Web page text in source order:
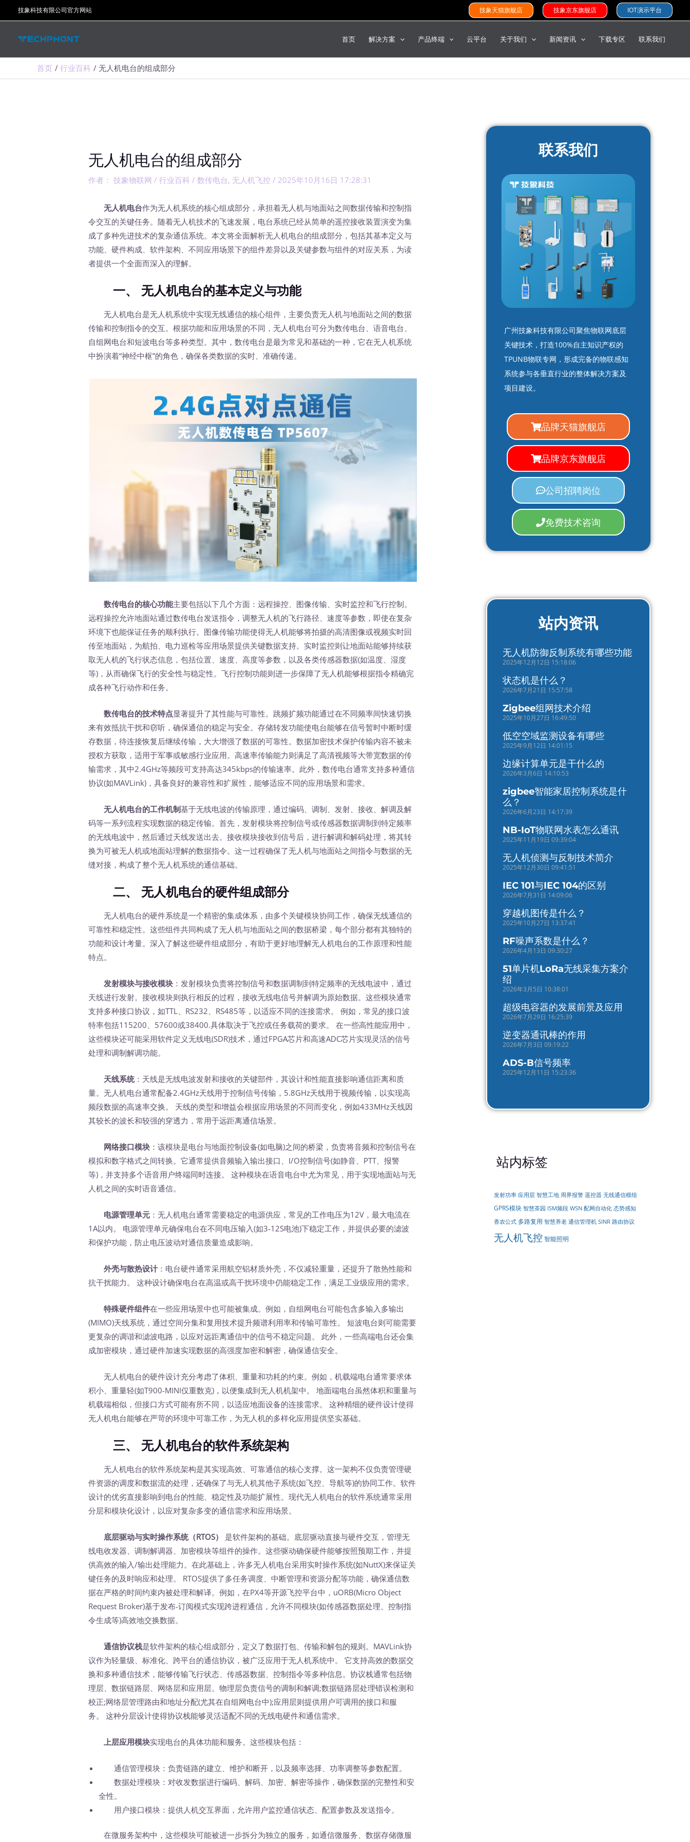
至
技象科技有限公司官方网站 技象天猫旗舰店 技象京东旗舰店 IOT演示平台
首页 解决方案 产品终端 云平台 关于我们 新闻资讯 下载专区 联系我们
首页 行业百科 无人机电台的组成部分
无人机电台的组成部分
作者： 技象物联网/行业百科 /数传电台, 无人机飞控 / 2025年10月16日 17:28:31
无人机电台作为无人机系统的核心组成部分，承担着无人机与地面站之间数据传输和控制指
令交互的关键任务。随着无人机技术的飞速发展，电台系统已经从简单的遥控接收装置演变为集
成了多种先进技术的复杂通信系统。本文将全面解析无人机电台的组成部分，包括其基本定义与
功能、硬件构成、软件架构、不同应用场景下的组件差异以及关键参数与组件的对应关系，为读
者提供一个全面而深入的理解。
一、 无人机电台的基本定义与功能
无人机电台是无人机系统中实现无线通信的核心组件，主要负责无人机与地面站之间的数据
传输和控制指令的交互。根据功能和应用场景的不同，无人机电台可分为数传电台、语音电台、
自组网电台和短波电台等多种类型。其中，数传电台是最为常见和基础的一种，它在无人机系统
中扮演着“神经中枢”的角色，确保各类数据的实时、准确传递。
数传电台的核心功能主要包括以下几个方面：远程操控、图像传输、实时监控和飞行控制。
远程操控允许地面站通过数传电台发送指令，调整无人机的飞行路径、速度等参数，即使在复杂
环境下也能保证任务的顺利执行。图像传输功能使得无人机能够将拍摄的高清图像或视频实时回
传至地面站，为航拍、电力巡检等应用场景提供关键数据支持。实时监控则让地面站能够持续获
取无人机的飞行状态信息，包括位置、速度、高度等参数，以及各类传感器数据(如温度、湿度
等)，从而确保飞行的安全性与稳定性。飞行控制功能则进一步保障了无人机能够根据指令精确完
成各种飞行动作和任务。
数传电台的技术特点显著提升了其性能与可靠性。跳频扩频功能通过在不同频率间快速切换
来有效抵抗干扰和窃听，确保通信的稳定与安全。存储转发功能使电台能够在信号暂时中断时缓
存数据，待连接恢复后继续传输，大大增强了数据的可靠性。数据加密技术保护传输内容不被未
授权方获取，适用于军事或敏感行业应用。高速率传输能力则满足了高清视频等大带宽数据的传
输需求，其中2.4GHz等频段可支持高达345kbps的传输速率。此外，数传电台通常支持多种通信
协议(如MAVLink)，具备良好的兼容性和扩展性，能够适应不同的应用场景和需求。
无人机电台的工作机制基于无线电波的传输原理，通过编码、调制、发射、接收、解调及解
码等一系列流程实现数据的稳定传输。首先，发射模块将控制信号或传感器数据调制到特定频率
的无线电波中，然后通过天线发送出去。接收模块接收到信号后，进行解调和解码处理，将其转
换为可被无人机或地面站理解的数据指令。这一过程确保了无人机与地面站之间指令与数据的无
缝对接，构成了整个无人机系统的通信基础。
二、 无人机电台的硬件组成部分
无人机电台的硬件系统是一个精密的集成体系，由多个关键模块协同工作，确保无线通信的
可靠性和稳定性。这些组件共同构成了无人机与地面站之间的数据桥梁，每个部分都有其独特的
功能和设计考量。深入了解这些硬件组成部分，有助于更好地理解无人机电台的工作原理和性能
特点。
发射模块与接收模块 ：发射模块负责将控制信号和数据调制到特定频率的无线电波中，通过
天线进行发射。接收模块则执行相反的过程，接收无线电信号并解调为原始数据。这些模块通常
支持多种接口协议，如TTL、RS232、RS485等，以适应不同的连接需求。 例如，常见的接口波
特率包括115200、57600或38400.具体取决于飞控或任务载荷的要求。 在一些高性能应用中，
这些模块还可能采用软件定义无线电(SDR)技术，通过FPGA芯片和高速ADC芯片实现灵活的信号
处理和调制解调功能。
天线系统：天线是无线电波发射和接收的关键部件，其设计和性能直接影响通信距离和质
量。无人机电台通常配备2.4GHz天线用于控制信号传输，5.8GHz天线用于视频传输，以实现高
频段数据的高速率交换。 天线的类型和增益会根据应用场景的不同而变化，例如433MHz天线因
其较长的波长和较强的穿透力，常用于远距离通信场景。
网络接口模块 ：该模块是电台与地面控制设备(如电脑)之间的桥梁，负责将音频和控制信号在
模拟和数字格式之间转换。它通常提供音频输入输出接口、I/O控制信号(如静音、PTT、报警
等)，并支持多个语音用户终端同时连接。 这种模块在语音电台中尤为常见，用于实现地面站与无
人机之间的实时语音通信。
电源管理单元 ：无人机电台通常需要稳定的电源供应，常见的工作电压为12V，最大电流在
1A以内。 电源管理单元确保电台在不同电压输入(如3-12S电池)下稳定工作，并提供必要的滤波
和保护功能，防止电压波动对通信质量造成影响。
外壳与散热设计：电台硬件通常采用航空铝材质外壳，不仅减轻重量，还提升了散热性能和
抗干扰能力。 这种设计确保电台在高温或高干扰环境中仍能稳定工作，满足工业级应用的需求。
特殊硬件组件在一些应用场景中也可能被集成。例如，自组网电台可能包含多输入多输出
(MIMO)天线系统，通过空间分集和复用技术提升频谱利用率和传输可靠性。 短波电台则可能需要
更复杂的调谐和滤波电路，以应对远距离通信中的信号不稳定问题。 此外，一些高端电台还会集
成加密模块，通过硬件加速实现数据的高强度加密和解密，确保通信安全。
无人机电台的硬件设计充分考虑了体积、重量和功耗的约束。例如，机载端电台通常要求体
积小、重量轻(如T900-MINI仅重数克)，以便集成到无人机机架中。 地面端电台虽然体积和重量与
机载端相似，但接口方式可能有所不同，以适应地面设备的连接需求。 这种精细的硬件设计使得
无人机电台能够在严苛的环境中可靠工作，为无人机的多样化应用提供坚实基础。
三、 无人机电台的软件系统架构
无人机电台的软件系统架构是其实现高效、可靠通信的核心支撑。这一架构不仅负责管理硬
件资源的调度和数据流的处理，还确保了与无人机其他子系统(如飞控、导航等)的协同工作。软件
设计的优劣直接影响到电台的性能、稳定性及功能扩展性。现代无人机电台的软件系统通常采用
分层和模块化设计，以应对复杂多变的通信需求和应用场景。
底层驱动与实时操作系统（RTOS）
‍ 是软件架构的基础。底层驱动直接与硬件交互，管理无
线电收发器、调制解调器、加密模块等组件的操作。这些驱动确保硬件能够按照预期工作，并提
供高效的输入/输出处理能力。在此基础上，许多无人机电台采用实时操作系统(如NuttX)来保证关
键任务的及时响应和处理。 RTOS提供了多任务调度、中断管理和资源分配等功能，确保通信数
据在严格的时间约束内被处理和解译。例如，在PX4等开源飞控平台中，uORB(Micro Object
Request Broker)基于发布-订阅模式实现跨进程通信，允许不同模块(如传感器数据处理、控制指
令生成等)高效地交换数据。
通信协议栈是软件架构的核心组成部分，定义了数据打包、传输和解包的规则。MAVLink协
议作为轻量级、标准化、跨平台的通信协议，被广泛应用于无人机系统中。 它支持高效的数据交
换和多种通信技术，能够传输飞行状态、传感器数据、控制指令等多种信息。协议栈通常包括物
理层、数据链路层、网络层和应用层。物理层负责信号的调制和解调;数据链路层处理错误检测和
校正;网络层管理路由和地址分配(尤其在自组网电台中);应用层则提供用户可调用的接口和服
务。 这种分层设计使得协议栈能够灵活适配不同的无线电硬件和通信需求。
上层应用模块实现电台的具体功能和服务。这些模块包括：
通信管理模块：负责链路的建立、维护和断开，以及频率选择、功率调整等参数配置。
数据处理模块：对收发数据进行编码、解码、加密、解密等操作，确保数据的完整性和安
全性。
用户接口模块：提供人机交互界面，允许用户监控通信状态、配置参数及发送指令。
在微服务架构中，这些模块可能被进一步拆分为独立的服务，如通信微服务、数据存储微服
联系我们
广州技象科技有限公司聚焦物联网底层
关键技术，打造100%自主知识产权的
TPUNB物联专网，形成完备的物联感知
系统参与各垂直行业的整体解决方案及
项目建设。
品牌天猫旗舰店
品牌京东旗舰店
公司招聘岗位
免费技术咨询
站内资讯
无人机防御反制系统有哪些功能
2025年12月12日 15:18:06
状态机是什么？
2026年7月21日 15:57:58
Zigbee组网技术介绍
2025年10月27日 16:49:50
低空空域监测设备有哪些
2025年9月12日 14:01:15
边缘计算单元是干什么的
2026年3月6日 14:10:53
zigbee智能家居控制系统是什
么？
2026年6月23日 14:17:39
NB-IoT物联网水表怎么通讯
2025年11月19日 09:39:04
无人机侦测与反制技术简介
2025年12月30日 09:41:51
IEC 101与IEC 104的区别
2026年7月31日 14:09:06
穿越机图传是什么？
2025年10月27日 13:37:41
RF噪声系数是什么？
2026年4月13日 09:30:27
51单片机LoRa无线采集方案介
绍
2026年3月5日 10:38:01
超级电容器的发展前景及应用
2026年7月29日 16:25:39
逆变器通讯棒的作用
2026年7月3日 09:19:22
ADS-B信号频率
2025年12月11日 15:23:36
站内标签
发射功率 应用层 智慧工地 周界报警 遥控器 无线通信模组
GPRS模块 智慧茶园 ISM频段 WSN 配网自动化 态势感知
香农公式 多路复用 智慧养老 通信管理机 SINR 路由协议
无人机飞控 智能照明